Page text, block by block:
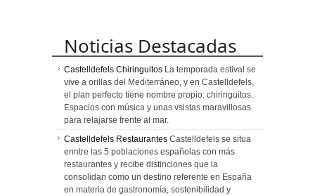
Noticias Destacadas
Castelldefels Chiringuitos La temporada estival se
vive a orillas del Mediterráneo, y en Castelldefels,
el plan perfecto tiene nombre propio: chiringuitos.
Espacios con música y unas vsistas maravillosas
para relajarse frente al mar.
Castelldefels Restaurantes Castelldefels se situa
enntre las 5 poblaciones españolas con más
restaurantes y recibe distinciones que la
consolidan como un destino referente en España
en materia de gastronomía, sostenibilidad y